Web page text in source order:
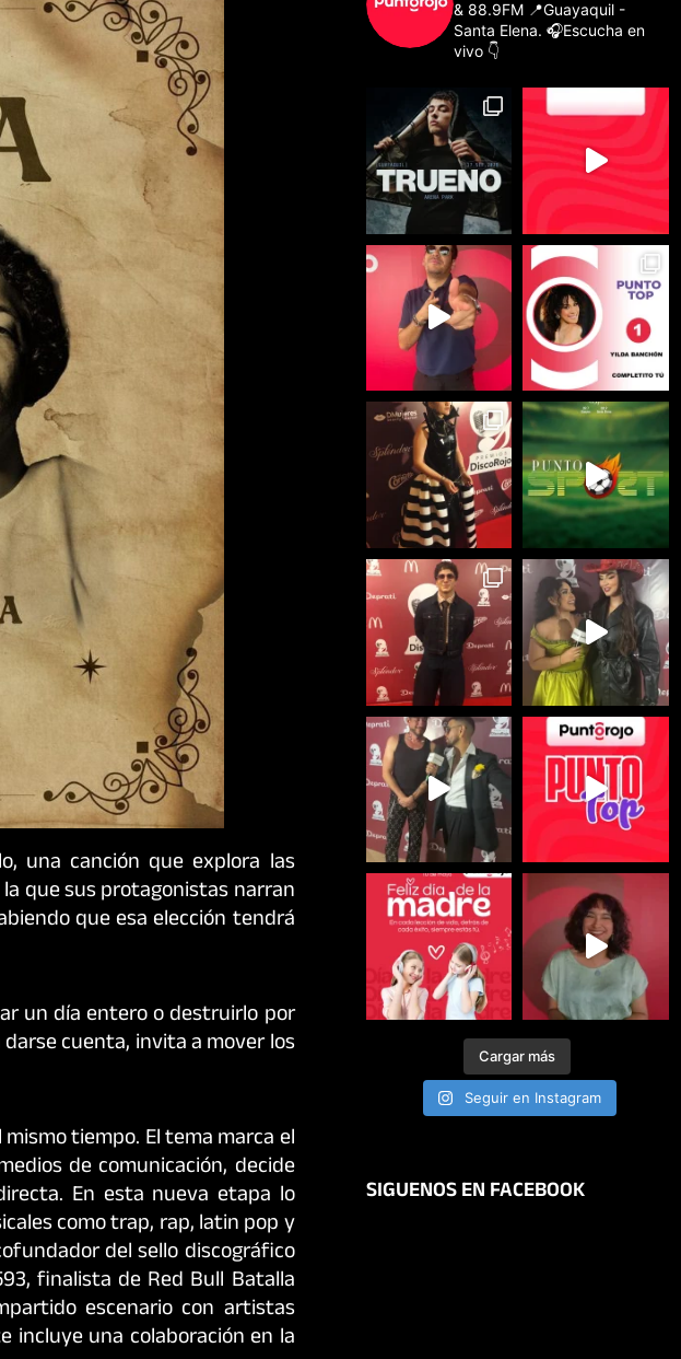
una canción que explora las
que sus protagonistas narran
que esa elección tendrá
un día entero o destruirlo por
cuenta, invita a mover los
tiempo. El tema marca el
de comunicación, decide
En esta nueva etapa lo
como trap, rap, latin pop y
del sello discográfico
finalista de Red Bull Batalla
escenario con artistas
incluye una colaboración en la
& 88.9FM📍Guayaquil -
Santa Elena. 🎧Escucha en
vivo 👇
Cargar más
Seguir en Instagram
SIGUENOS EN FACEBOOK